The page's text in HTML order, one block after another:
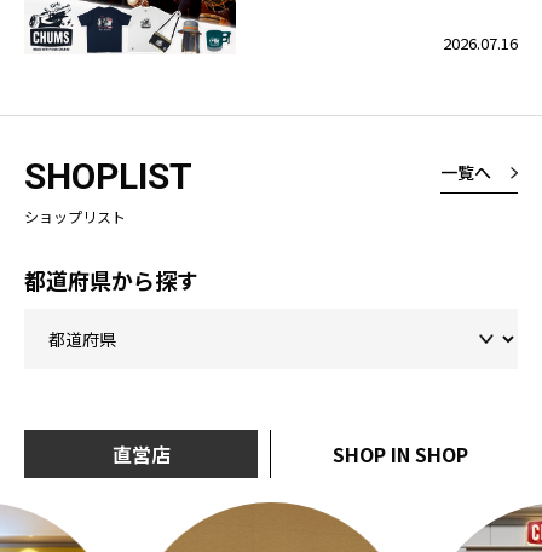
2026.07.16
SHOPLIST
ショップリスト
一覧へ
都道府県から探す
直営店 SHOP IN SHOP